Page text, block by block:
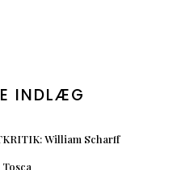
INDLÆG
William Scharff